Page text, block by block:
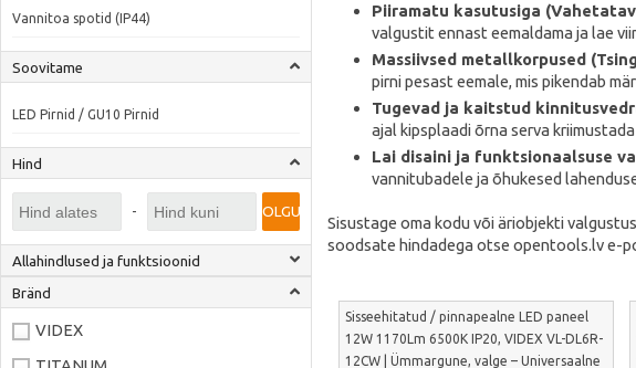
Vannitoa spotid (IP44)
Soovitame
LED Pirnid / GU10 Pirnid
Hind
- OLGU
Allahindlused ja funktsioonid
Bränd
VIDEX
Piiramatu kasutusiga
valgustit ennast eemaldama ja lae
Massiivsed metallkorpused
pirni pesast eemale, mis pikendab
Tugevad ja kaitstud
ajal kipsplaadi õrna serva
Lai disaini ja funktsionaalsuse
vannitubadele ja õhukesed
Sisustage oma kodu või äriobjekti
soodsate hindadega otse opentools.lv e-
Sisseehitatud / pinnapealne LED paneel
12W 1170Lm 6500K IP20, VIDEX VL-DL6R-
12CW | Ümmargune, valge – Universaalne